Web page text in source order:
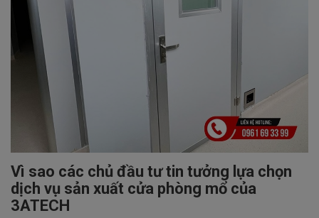
Vì sao các chủ đầu tư tin tưởng lựa chọn
dịch vụ sản xuất cửa phòng mổ của
3ATECH